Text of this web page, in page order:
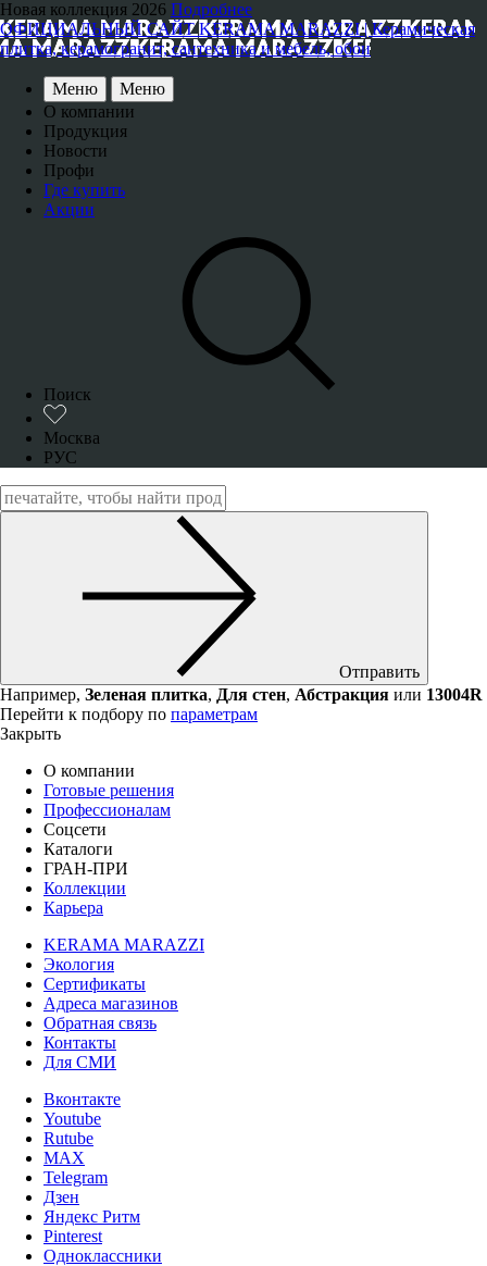
Новая коллекция 2026 Подробнее
ОФИЦИАЛЬНЫЙ САЙТ KERAMA MARAZZI | Керамическая
плитка, керамогранит, сантехника и мебель, обои
Меню
Меню
О компании
Продукция
Новости
Профи
Где купить
Акции
Поиск
Москва
РУС
Отправить
Например, Зеленая плитка, Для стен, Абстракция или 13004R
Перейти к подбору по параметрам
Закрыть
О компании
Готовые решения
Профессионалам
Соцсети
Каталоги
ГРАН-ПРИ
Коллекции
Карьера
KERAMA MARAZZI
Экология
Сертификаты
Адреса магазинов
Обратная связь
Контакты
Для СМИ
Вконтакте
Youtube
Rutube
MAX
Telegram
Дзен
Яндекс Ритм
Pinterest
Одноклассники